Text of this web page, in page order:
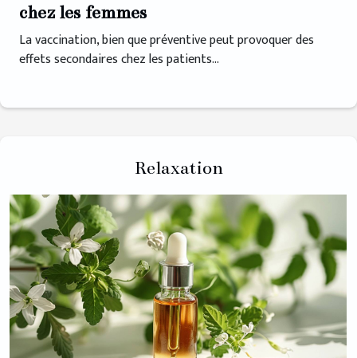
chez les femmes
La vaccination, bien que préventive peut provoquer des
effets secondaires chez les patients...
Relaxation